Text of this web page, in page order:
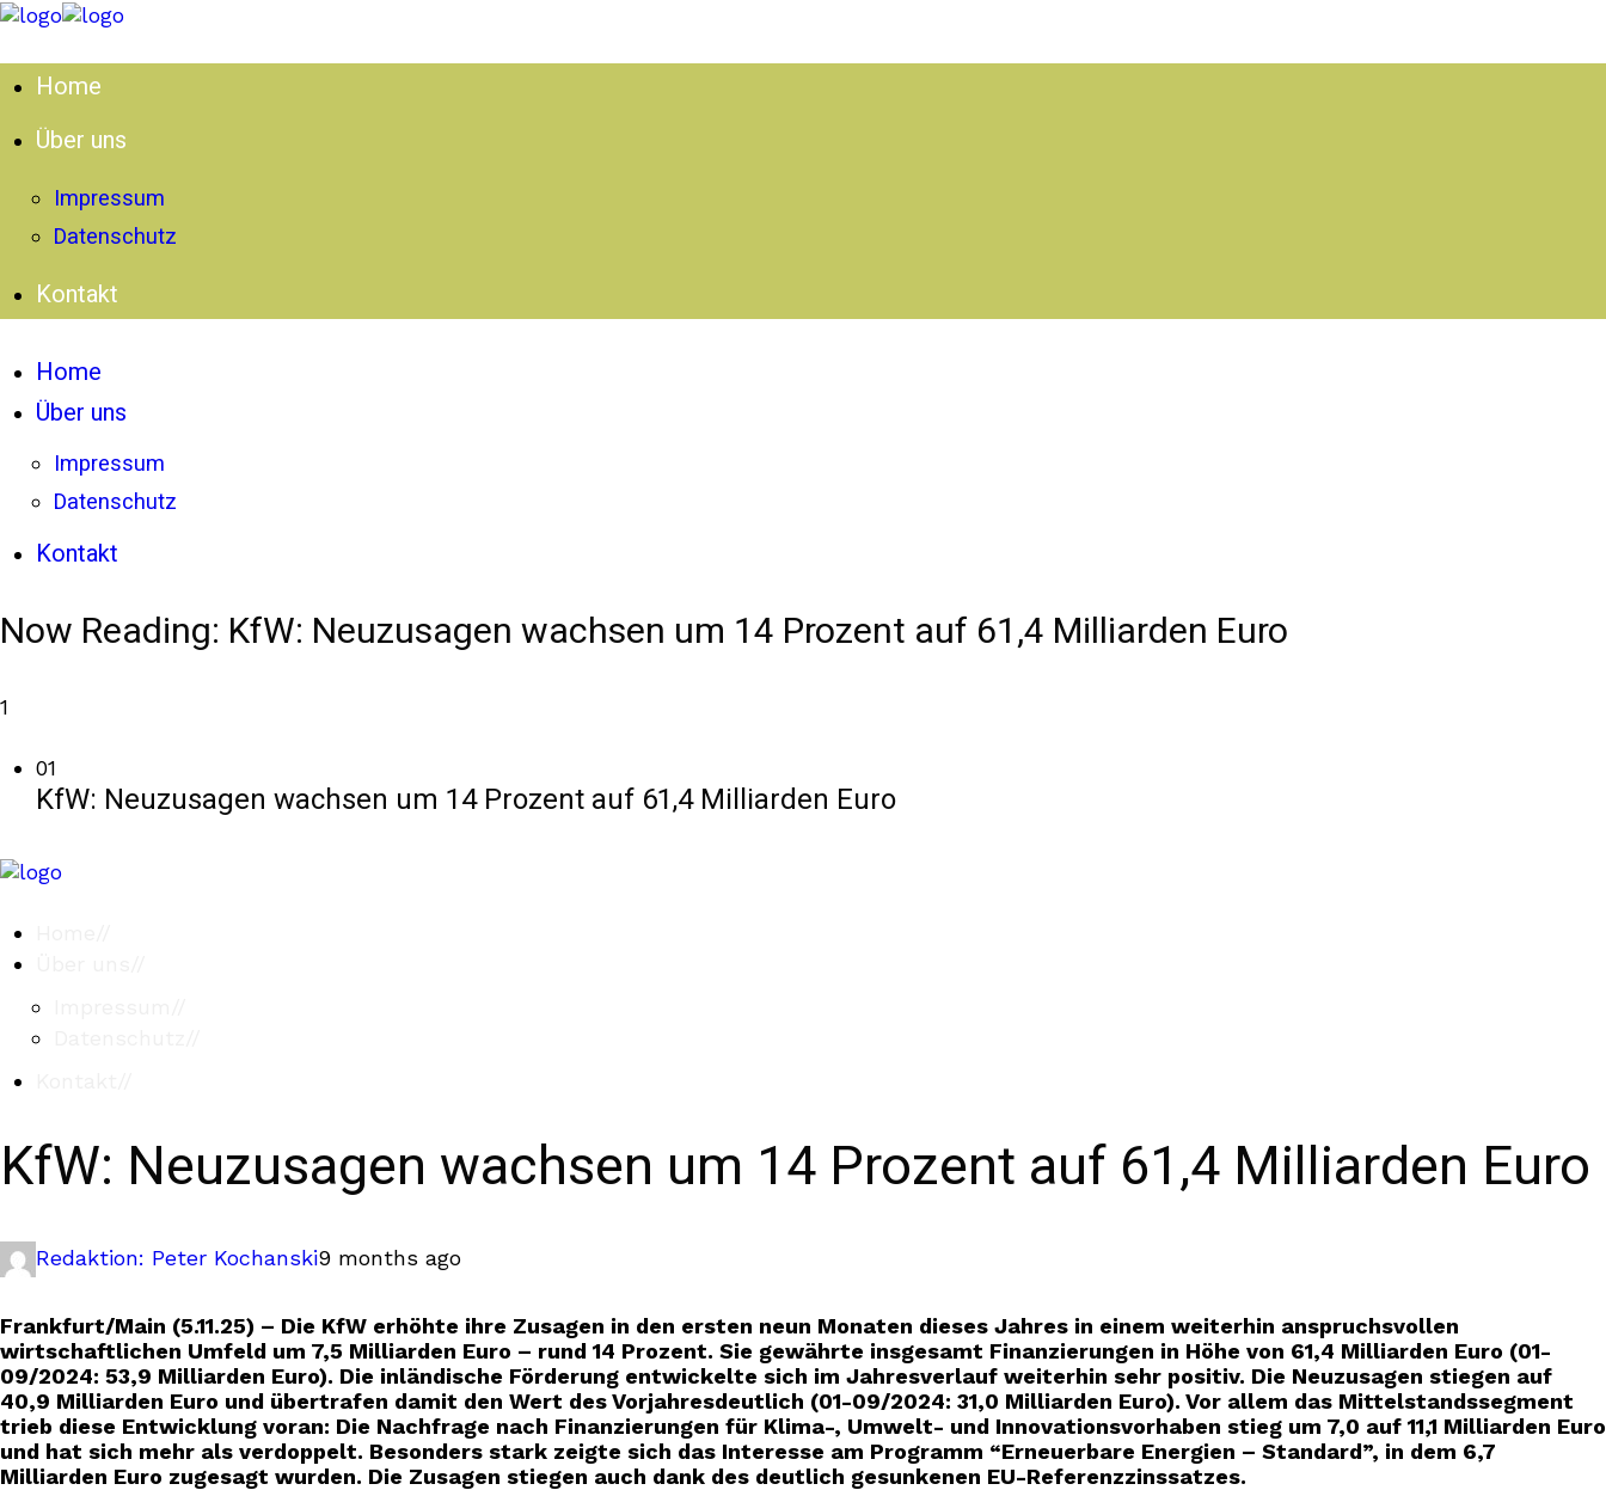
Home
Über uns
Impressum
Datenschutz
Kontakt
Home
Über uns
Impressum
Datenschutz
Kontakt
Now Reading: KfW: Neuzusagen wachsen um 14 Prozent auf 61,4 Milliarden Euro
1
01
KfW: Neuzusagen wachsen um 14 Prozent auf 61,4 Milliarden Euro
KfW: Neuzusagen wachsen um 14 Prozent auf 61,4 Milliarden Euro
Redaktion: Peter Kochanski9 months ago
Frankfurt/Main (5.11.25) – Die KfW erhöhte ihre Zusagen in den ersten neun Monaten dieses Jahres in einem weiterhin anspruchsvollen
wirtschaftlichen Umfeld um 7,5 Milliarden Euro – rund 14 Prozent. Sie gewährte insgesamt Finanzierungen in Höhe von 61,4 Milliarden Euro (01-
09/2024: 53,9 Milliarden Euro). Die inländische Förderung entwickelte sich im Jahresverlauf weiterhin sehr positiv. Die Neuzusagen stiegen auf
40,9 Milliarden Euro und übertrafen damit den Wert des Vorjahresdeutlich (01-09/2024: 31,0 Milliarden Euro). Vor allem das Mittelstandssegment
trieb diese Entwicklung voran: Die Nachfrage nach Finanzierungen für Klima-, Umwelt- und Innovationsvorhaben stieg um 7,0 auf 11,1 Milliarden Euro
und hat sich mehr als verdoppelt. Besonders stark zeigte sich das Interesse am Programm “Erneuerbare Energien – Standard”, in dem 6,7
Milliarden Euro zugesagt wurden. Die Zusagen stiegen auch dank des deutlich gesunkenen EU-Referenzzinssatzes.